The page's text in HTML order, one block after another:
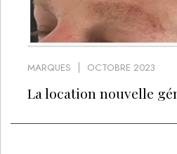
MARQUES OCTOBRE 2023
La location nouvelle